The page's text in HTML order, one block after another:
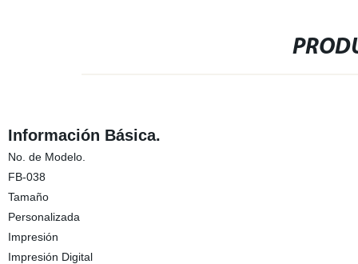
Información Básica.
No. de Modelo.
FB-038
Tamaño
Personalizada
Impresión
Impresión Digital